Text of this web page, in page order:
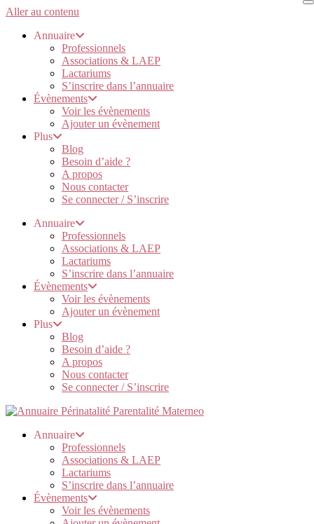
Aller au contenu
Annuaire
Professionnels
Associations & LAEP
Lactariums
S’inscrire dans l’annuaire
Évènements
Voir les évènements
Ajouter un évènement
Plus
Blog
Besoin d’aide ?
A propos
Nous contacter
Se connecter / S’inscrire
Annuaire
Professionnels
Associations & LAEP
Lactariums
S’inscrire dans l’annuaire
Évènements
Voir les évènements
Ajouter un évènement
Plus
Blog
Besoin d’aide ?
A propos
Nous contacter
Se connecter / S’inscrire
Annuaire
Professionnels
Associations & LAEP
Lactariums
S’inscrire dans l’annuaire
Évènements
Voir les évènements